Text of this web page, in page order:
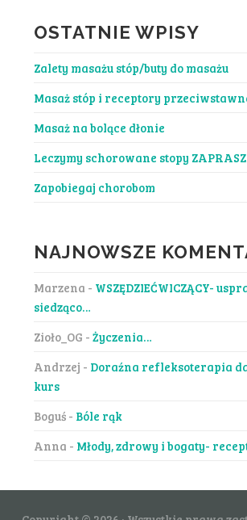
OSTATNIE WPISY
Zalety masażu stóp/buty do masażu
Masaż stóp i receptory
Masaż na bolące dłonie
Leczymy schorowane stopy
Zapobiegaj chorobom
NAJNOWSZE
Marzena - WSZĘDZIEĆWICZĄCY-
siedząco…
Zioło_OG - Życzenia…
Andrzej - Doraźna refleksoterapia
kurs
Boguś- Bóle rąk
Anna - Młody, zdrowy i bogaty-